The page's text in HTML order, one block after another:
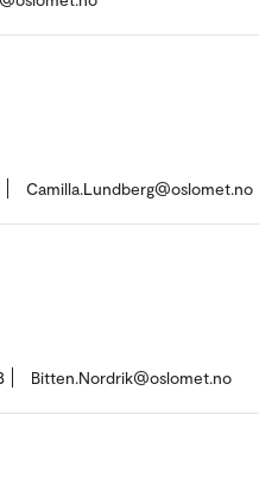
Camilla.Lundberg@oslomet.no
Bitten.Nordrik@oslomet.no